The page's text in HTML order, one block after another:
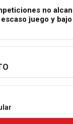
no
juego y